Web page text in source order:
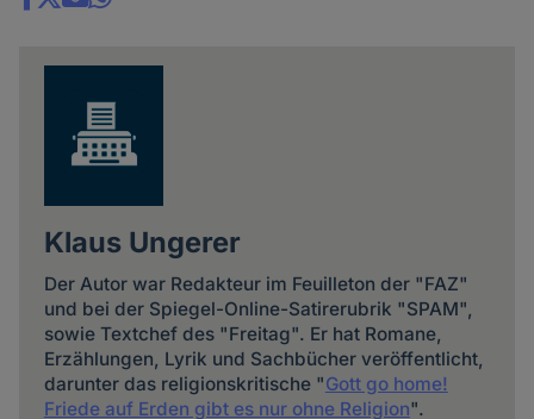
Share
Klaus Ungerer
Der Autor war Redakteur im Feuilleton der "FAZ"
und bei der Spiegel-Online-Satirerubrik "SPAM",
sowie Textchef des "Freitag". Er hat Romane,
Erzählungen, Lyrik und Sachbücher veröffentlicht,
darunter das religionskritische "Gott go home!
Friede auf Erden gibt es nur ohne Religion".